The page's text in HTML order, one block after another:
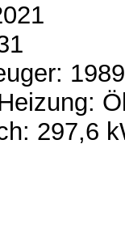
1989
297,6